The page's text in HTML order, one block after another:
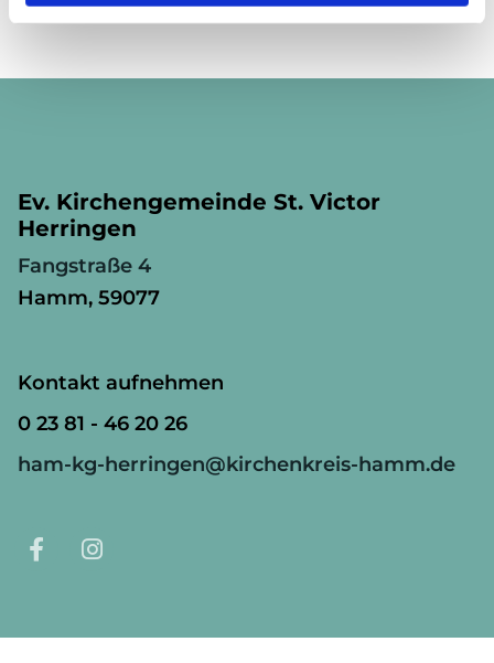
Ev. Kirchengemeinde St. Victor
Herringen
Fangstraße 4
Hamm, 59077
Kontakt aufnehmen
0 23 81 - 46 20 26
ham-kg-herringen@kirchenkreis-hamm.de